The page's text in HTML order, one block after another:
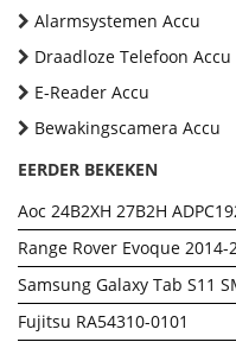
Alarmsystemen Accu
Draadloze Telefoon Accu
E-Reader Accu
Bewakingscamera Accu
EERDER BEKEKEN
Aoc 24B2XH 27B2H
Range Rover Evoque 2014-
Samsung Galaxy Tab S11
Fujitsu RA54310-0101